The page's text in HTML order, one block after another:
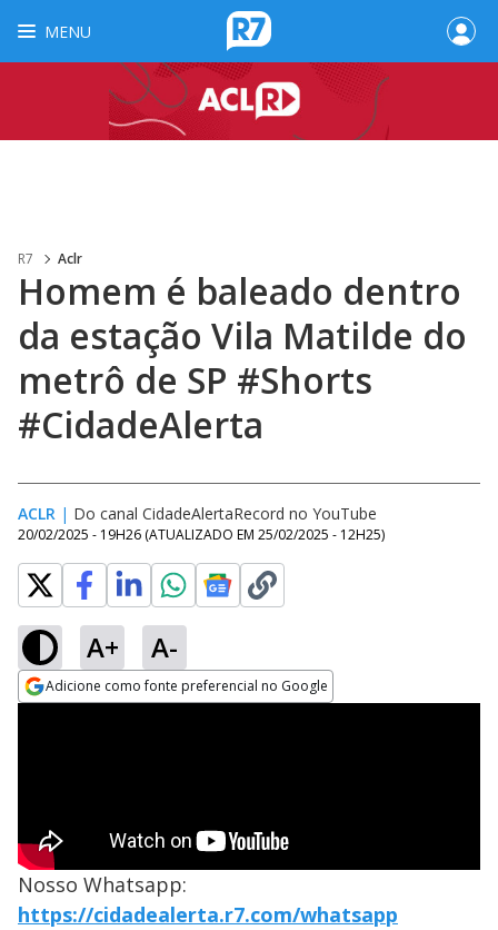
MENU
R7 Aclr
Homem é baleado dentro
da estação Vila Matilde do
metrô de SP #Shorts
#CidadeAlerta
ACLR | Do canal CidadeAlertaRecord no YouTube
20/02/2025 - 19H26 (ATUALIZADO EM 25/02/2025 - 12H25)
A+ A-
Adicione como fonte preferencial no Google
Nosso Whatsapp:
https://cidadealerta.r7.com/whatsapp